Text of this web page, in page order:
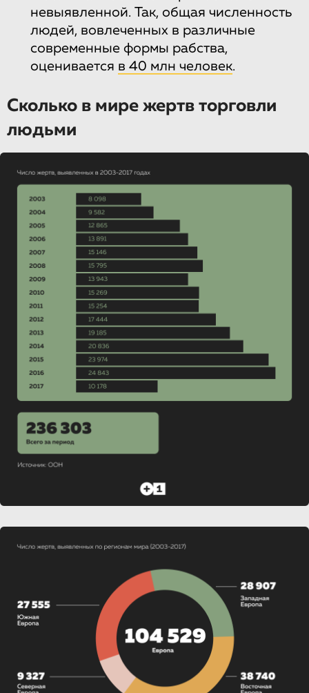
невыявленной. Так, общая численность
людей, вовлеченных в различные
современные формы рабства,
оценивается в 40 млн человек.
Сколько в мире жертв торговли
людьми